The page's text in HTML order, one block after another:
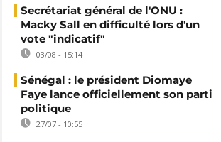
Secrétariat général de l'ONU :
Macky Sall en difficulté lors d'un
vote "indicatif"
03/08 - 15:14
Sénégal : le président Diomaye
Faye lance officiellement son parti
politique
27/07 - 10:55